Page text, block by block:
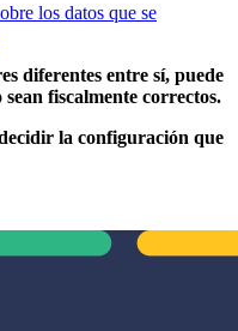
los datos que se
diferentes entre sí, puede
fiscalmente correctos.
la configuración que